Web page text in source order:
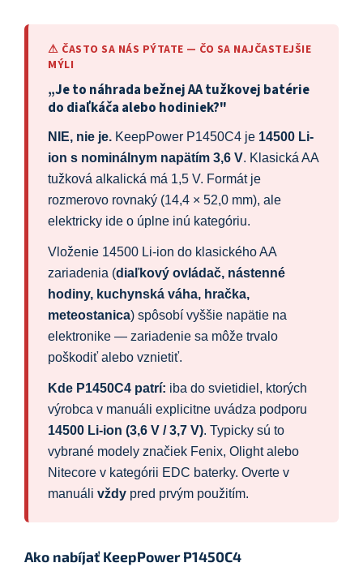
⚠ ČASTO SA NÁS PÝTATE — ČO SA NAJČASTEJŠIE
MÝLI
„Je to náhrada bežnej AA tužkovej batérie
do diaľkáča alebo hodiniek?"
NIE, nie je. KeepPower P1450C4 je 14500 Li-
ion s nominálnym napätím 3,6 V. Klasická AA
tužková alkalická má 1,5 V. Formát je
rozmerovo rovnaký (14,4 × 52,0 mm), ale
elektricky ide o úplne inú kategóriu.
Vloženie 14500 Li-ion do klasického AA
zariadenia (diaľkový ovládač, nástenné
hodiny, kuchynská váha, hračka,
meteostanica) spôsobí vyššie napätie na
elektronike — zariadenie sa môže trvalo
poškodiť alebo vznietiť.
Kde P1450C4 patrí: iba do svietidiel, ktorých
výrobca v manuáli explicitne uvádza podporu
14500 Li-ion (3,6 V / 3,7 V). Typicky sú to
vybrané modely značiek Fenix, Olight alebo
Nitecore v kategórii EDC baterky. Overte v
manuáli vždy pred prvým použitím.
Ako nabíjať KeepPower P1450C4